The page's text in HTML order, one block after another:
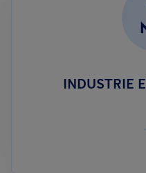
INDUSTRIE